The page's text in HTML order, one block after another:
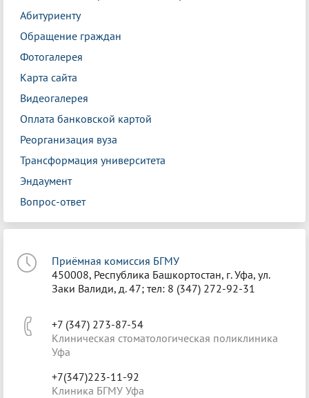
Абитуриенту
Обращение граждан
Фотогалерея
Карта сайта
Видеогалерея
Оплата банковской картой
Реорганизация вуза
Трансформация университета
Эндаумент
Вопрос-ответ
Приёмная комиссия БГМУ
450008, Республика Башкортостан, г. Уфа, ул.
Заки Валиди, д. 47; тел: 8 (347) 272-92-31
+7 (347) 273-87-54
Клиническая стоматологическая поликлиника
Уфа
+7(347)223-11-92
Клиника БГМУ Уфа